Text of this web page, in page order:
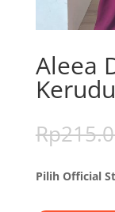
Aleea
Rp
Pilih Official